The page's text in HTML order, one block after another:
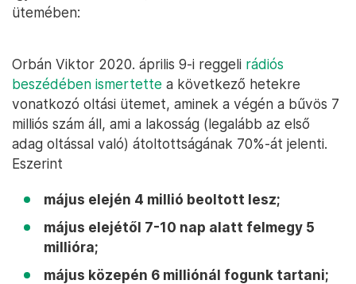
ütemében:
Orbán Viktor 2020. április 9-i reggeli rádiós
beszédében ismertette a következő hetekre
vonatkozó oltási ütemet, aminek a végén a bűvös 7
milliós szám áll, ami a lakosság (legalább az első
adag oltással való) átoltottságának 70%-át jelenti.
Eszerint
május elején 4 millió beoltott lesz;
május elejétől 7-10 nap alatt felmegy 5
millióra;
május közepén 6 milliónál fogunk tartani;